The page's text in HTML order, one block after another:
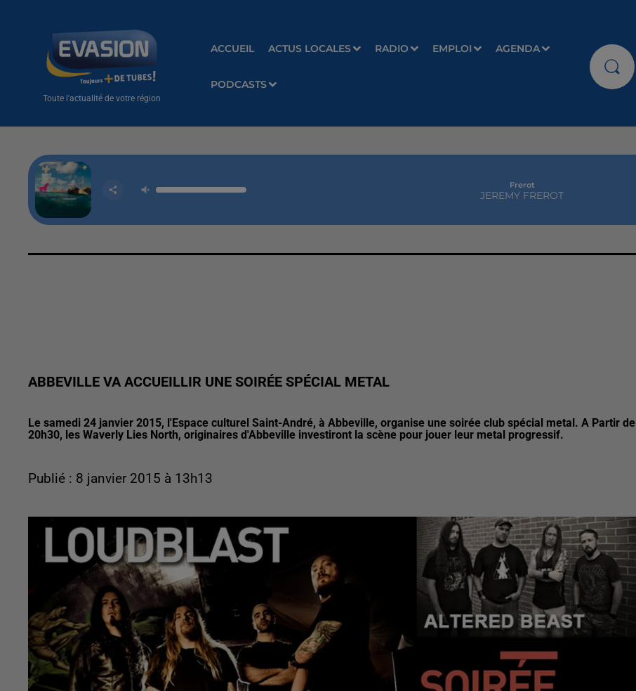
Toute l'actualité de votre région
ACCUEIL ACTUS LOCALES RADIO EMPLOI AGENDA
PODCASTS
Frerot
JEREMY FREROT
ABBEVILLE VA ACCUEILLIR UNE SOIRÉE SPÉCIAL METAL
Le samedi 24 janvier 2015, l'Espace culturel Saint-André, à Abbeville, organise une soirée club spécial metal. A Partir de
20h30, les Waverly Lies North, originaires d'Abbeville investiront la scène pour jouer leur metal progressif.
Publié : 8 janvier 2015 à 13h13